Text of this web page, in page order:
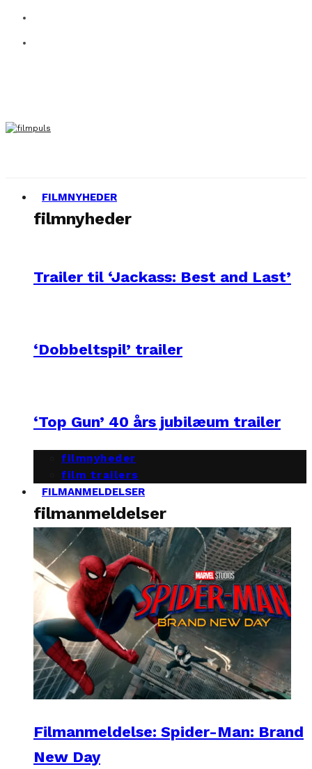
FILMNYHEDER
filmnyheder
Trailer til ‘Jackass: Best and Last’
‘Dobbeltspil’ trailer
‘Top Gun’ 40 års jubilæum trailer
filmnyheder
film trailers
FILMANMELDELSER
filmanmeldelser
Filmanmeldelse: Spider-Man: Brand
New Day